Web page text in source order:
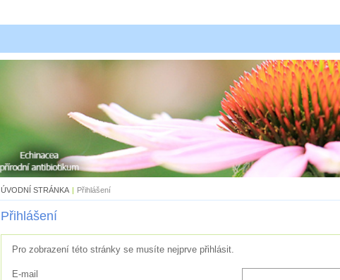
ÚVODNÍ STRÁNKA | Přihlášení
Přihlášení
Pro zobrazení této stránky se musíte nejprve přihlásit.
E-mail